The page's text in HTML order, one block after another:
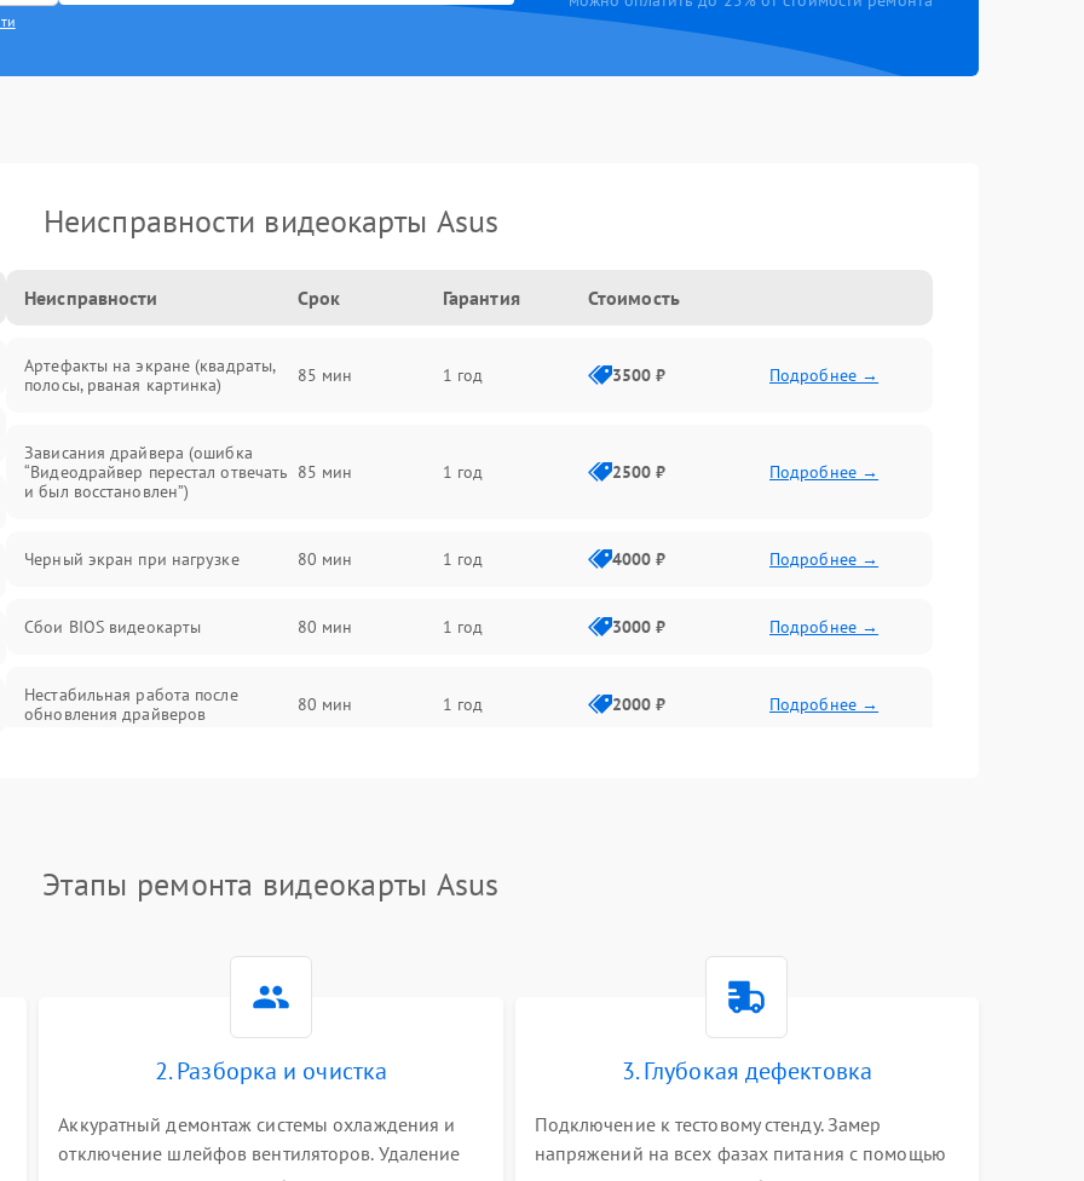
Неисправности видеокарты Asus
Неисправности Срок Гарантия Стоимость
Артефакты на экране (квадраты,
полосы, рваная картинка)
85 мин 1 год 3500 ₽ Подробнее →
Зависания драйвера (ошибка
“Видеодрайвер перестал отвечать
и был восстановлен”)
85 мин 1 год 2500 ₽ Подробнее →
Черный экран при нагрузке 80 мин 1 год 4000 ₽ Подробнее →
Сбои BIOS видеокарты 80 мин 1 год 3000 ₽ Подробнее →
Нестабильная работа после
обновления драйверов
80 мин 1 год 2000 ₽ Подробнее →
Этапы ремонта видеокарты Asus
2. Разборка и очистка
Аккуратный демонтаж системы охлаждения и
отключение шлейфов вентиляторов. Удаление
3. Глубокая дефектовка
Подключение к тестовому стенду. Замер
напряжений на всех фазах питания с помощью